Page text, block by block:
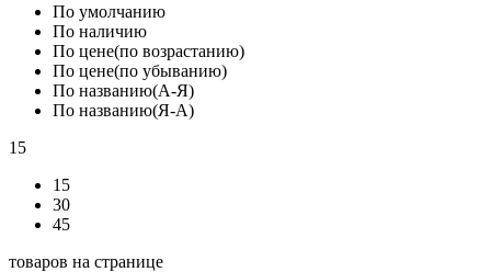
По умолчанию
По наличию
По цене(по возрастанию)
По цене(по убыванию)
По названию(А-Я)
По названию(Я-А)
15
15
30
45
товаров на странице